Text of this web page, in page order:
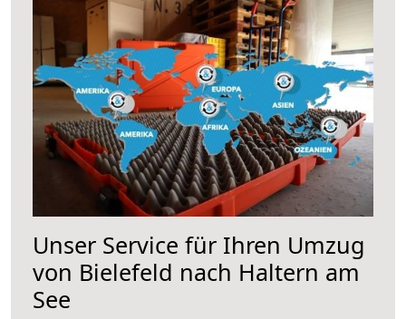
Unser Service für Ihren Umzug
von Bielefeld nach Haltern am
See